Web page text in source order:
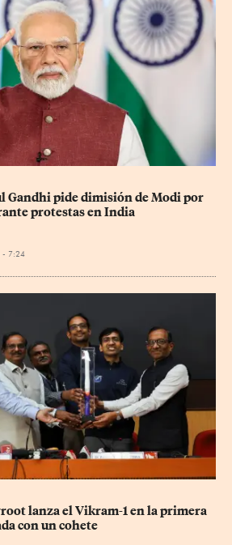
Gandhi pide dimisión de Modi por
protestas en India
- 7:24
lanza el Vikram-1 en la primera
con un cohete